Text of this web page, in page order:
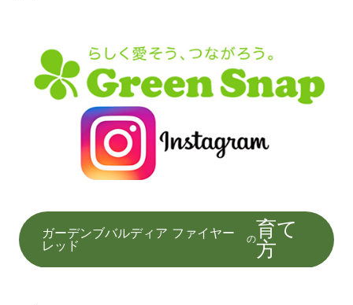
ガーデンブバルディア ファイヤー
レッド
の育て
方